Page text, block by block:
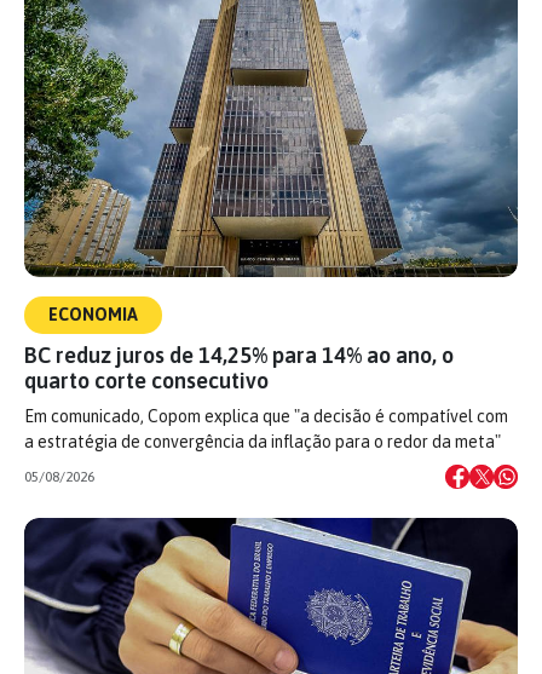
ECONOMIA
BC reduz juros de 14,25% para 14% ao ano, o
quarto corte consecutivo
Em comunicado, Copom explica que "a decisão é compatível com
a estratégia de convergência da inflação para o redor da meta"
05/08/2026